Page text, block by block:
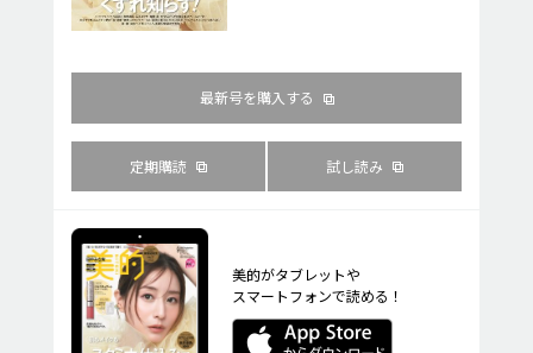
最新号を購入する
定期購読 試し読み
美的がタブレットや
スマートフォンで読める！